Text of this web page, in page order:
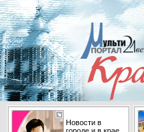
Новости в